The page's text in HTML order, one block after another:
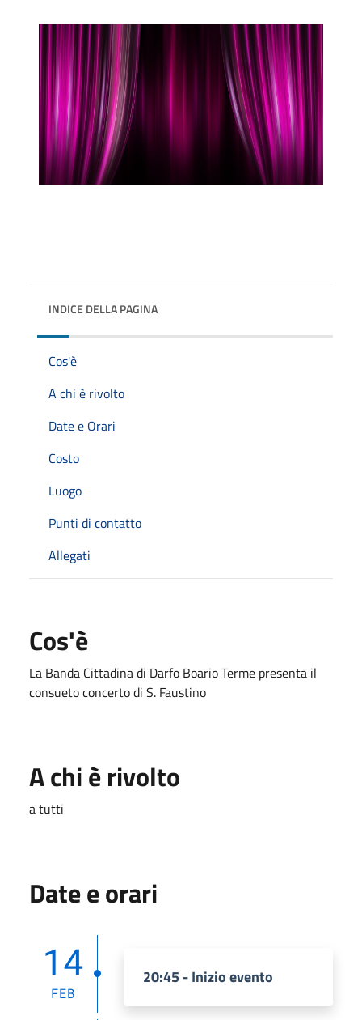
INDICE DELLA PAGINA
Cos'è
A chi è rivolto
Date e Orari
Costo
Luogo
Punti di contatto
Allegati
Cos'è
La Banda Cittadina di Darfo Boario Terme presenta il
consueto concerto di S. Faustino
A chi è rivolto
a tutti
Date e orari
14
FEB
20:45 - Inizio evento